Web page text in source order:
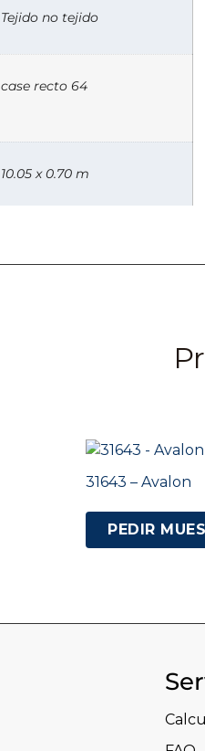
Tejido no tejido
case recto 64
10.05 x 0.70 m
31643 – Avalon
PEDIR